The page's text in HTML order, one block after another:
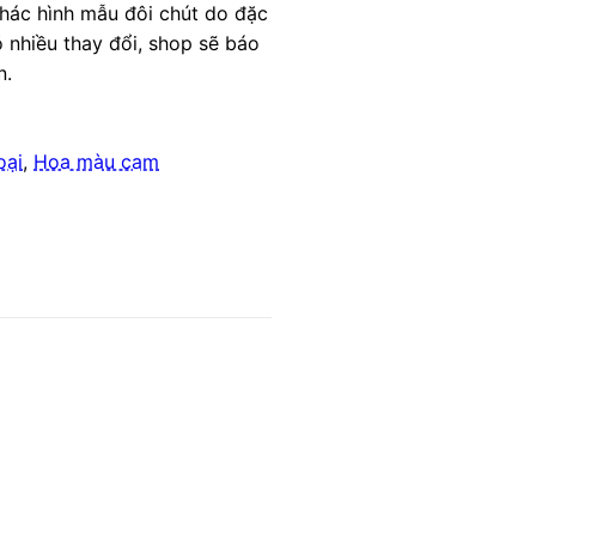
hình mẫu đôi chút do đặc
thay đổi, shop sẽ báo
, Hoa màu cam